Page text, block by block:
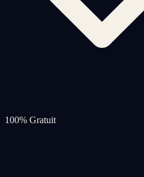
100% Gratuit